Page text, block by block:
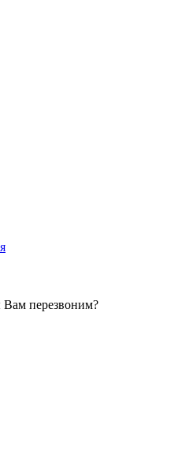
перезвоним?